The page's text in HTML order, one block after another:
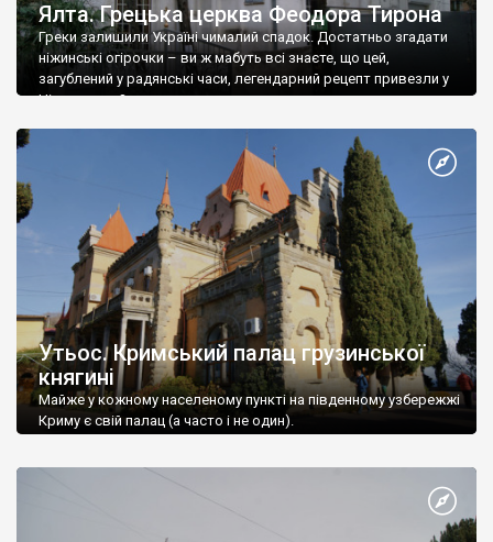
Ялта. Грецька церква Феодора Тирона
Греки залишили Україні чималий спадок. Достатньо згадати
ніжинські огірочки – ви ж мабуть всі знаєте, що цей,
загублений у радянські часи, легендарний рецепт привезли у
Ніжин греки?
Утьос. Кримський палац грузинської
княгині
Майже у кожному населеному пункті на південному узбережжі
Криму є свій палац (а часто і не один).